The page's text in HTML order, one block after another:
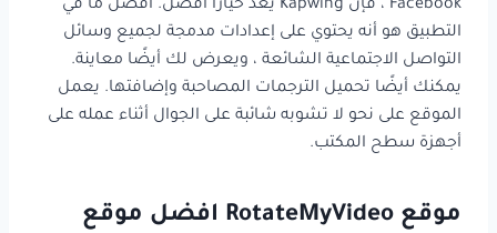
Facebook ، فإن Kapwing يعد خيارًا أفضل. أفضل ما في
التطبيق هو أنه يحتوي على إعدادات مدمجة لجميع وسائل
التواصل الاجتماعية الشائعة ، ويعرض لك أيضًا معاينة.
يمكنك أيضًا تحميل الترجمات المصاحبة وإضافتها. يعمل
الموقع على نحو لا تشوبه شائبة على الجوال أثناء عمله على
أجهزة سطح المكتب.
موقع RotateMyVideo افضل موقع